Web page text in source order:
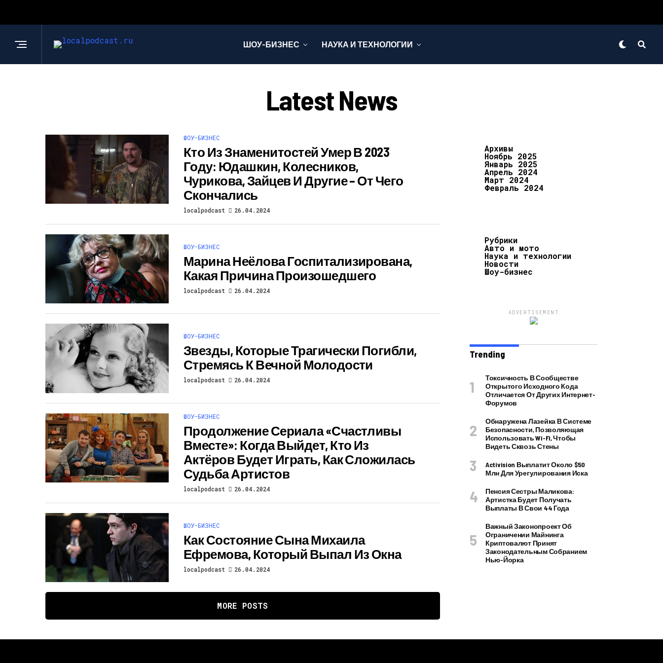
ШОУ-БИЗНЕС НАУКА И ТЕХНОЛОГИИ
Latest News
ШОУ-БИЗНЕС
Кто Из Знаменитостей Умер В 2023
Году: Юдашкин, Колесников,
Чурикова, Зайцев И Другие – От Чего
Скончались
localpodcast 26.04.2024
ШОУ-БИЗНЕС
Марина Неёлова Госпитализирована,
Какая Причина Произошедшего
localpodcast 26.04.2024
ШОУ-БИЗНЕС
Звезды, Которые Трагически Погибли,
Стремясь К Вечной Молодости
localpodcast 26.04.2024
ШОУ-БИЗНЕС
Продолжение Сериала «Счастливы
Вместе»: Когда Выйдет, Кто Из
Актёров Будет Играть, Как Сложилась
Судьба Артистов
localpodcast 26.04.2024
ШОУ-БИЗНЕС
Как Состояние Сына Михаила
Ефремова, Который Выпал Из Окна
localpodcast 26.04.2024
MORE POSTS
Архивы
Ноябрь 2025
Январь 2025
Апрель 2024
Март 2024
Февраль 2024
Рубрики
Авто и мото
Наука и технологии
Новости
Шоу-бизнес
ADVERTISEMENT
Trending
Токсичность В Сообществе
Открытого Исходного Кода
Отличается От Других Интернет-
Форумов
Обнаружена Лазейка В Системе
Безопасности, Позволяющая
Использовать Wi-Fi, Чтобы
Видеть Сквозь Стены
Activision Выплатит Около $50
Млн Для Урегулирования Иска
Пенсия Сестры Маликова:
Артистка Будет Получать
Выплаты В Свои 44 Года
Важный Законопроект Об
Ограничении Майнинга
Криптовалют Принят
Законодательным Собранием
Нью-Йорка